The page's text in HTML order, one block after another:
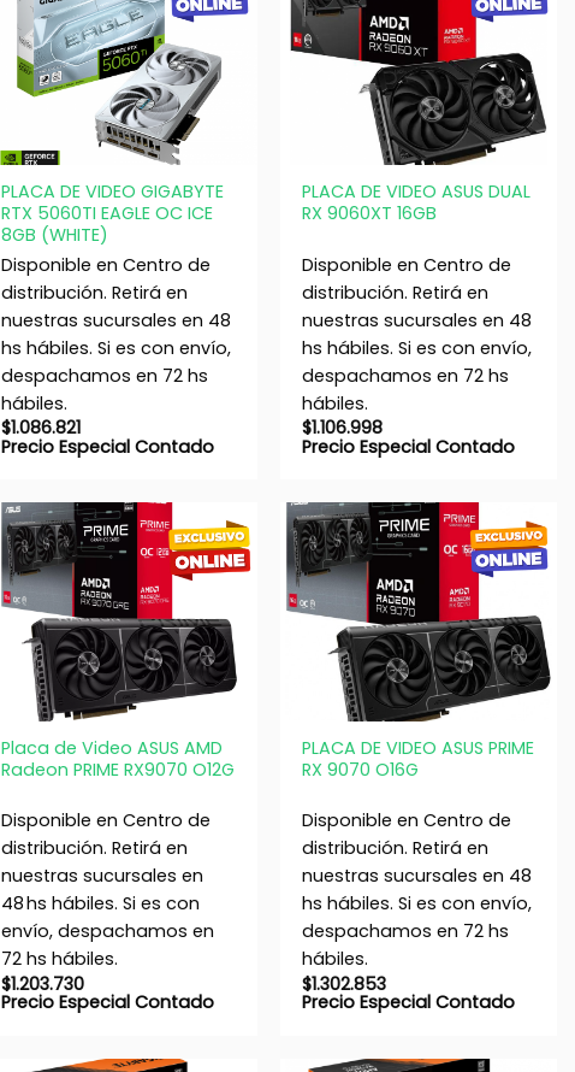
PLACA DE VIDEO GIGABYTE
RTX 5060TI EAGLE OC ICE
8GB (WHITE)
Disponible en Centro de
distribución. Retirá en
nuestras sucursales en 48
hs hábiles. Si es con envío,
despachamos en 72 hs
hábiles.
$1.086.821
Precio Especial Contado
PLACA DE VIDEO ASUS DUAL
RX 9060XT 16GB
Disponible en Centro de
distribución. Retirá en
nuestras sucursales en 48
hs hábiles. Si es con envío,
despachamos en 72 hs
hábiles.
$1.106.998
Precio Especial Contado
Placa de Video ASUS AMD
Radeon PRIME RX9070 O12G
Disponible en Centro de
distribución. Retirá en
nuestras sucursales en
48 hs hábiles. Si es con
envío, despachamos en
72 hs hábiles.
$1.203.730
Precio Especial Contado
PLACA DE VIDEO ASUS PRIME
RX 9070 O16G
Disponible en Centro de
distribución. Retirá en
nuestras sucursales en 48
hs hábiles. Si es con envío,
despachamos en 72 hs
hábiles.
$1.302.853
Precio Especial Contado